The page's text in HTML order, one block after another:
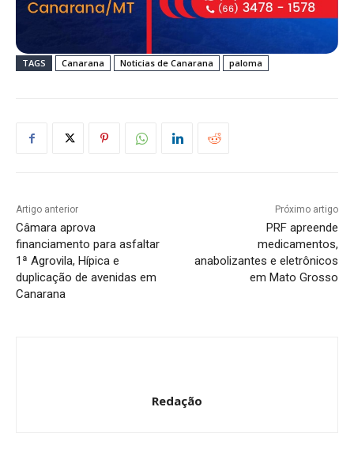
TAGS Canarana Noticias de Canarana paloma
Artigo anterior
Câmara aprova
financiamento para asfaltar
1ª Agrovila, Hípica e
duplicação de avenidas em
Canarana
Próximo artigo
PRF apreende
medicamentos,
anabolizantes e eletrônicos
em Mato Grosso
Redação